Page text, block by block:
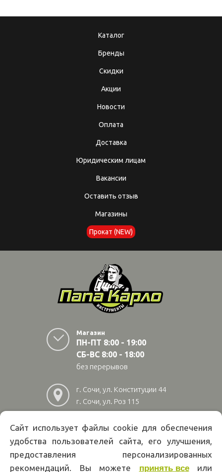
Каталог
Бренды
Скидки
Акции
Новости
Оплата
Доставка
Юридическим лицам
Вакансии
Оставить отзыв
Магазины
Прокат (NEW)
Магазин
ПН-ПТ 8:00 - 19:00
СБ-ВС 8:00 - 18:00
без перерывов
г. Сочи, ул. Конституции 44
г. Сочи, ул. Роз 115
г. Адлер, ул Авиационная
28/10
222 02 01
Сайт использует файлы cookie для обеспечения
удобства пользователей сайта, его улучшения,
предоставления персонализированных
рекомендаций. Вы можете принять всеили